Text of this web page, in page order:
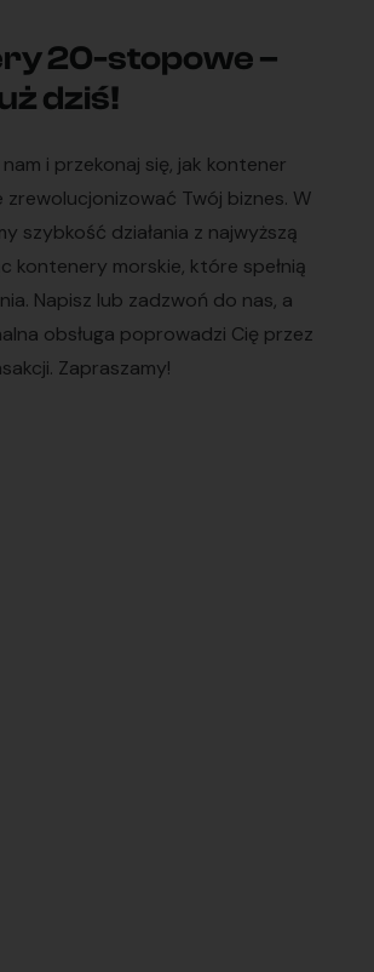
20-stopowe –
dziś!
i przekonaj się, jak kontener
zrewolucjonizować Twój biznes. W
szybkość działania z najwyższą
kontenery morskie, które spełnią
Napisz lub zadzwoń do nas, a
obsługa poprowadzi Cię przez
Zapraszamy!